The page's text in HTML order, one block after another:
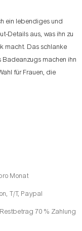
ein lebendiges und
Details aus, was ihn zu
macht. Das schlanke
Badeanzugs machen ihn
für Frauen, die
Monat
T/T, Paypal
70 % Zahlung